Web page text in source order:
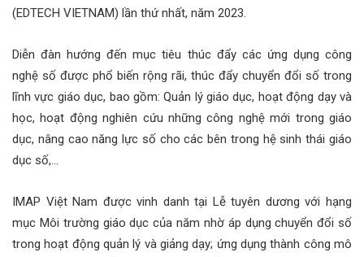
(EDTECH VIETNAM) lần thứ nhất, năm 2023.
Diễn đàn hướng đến mục tiêu thúc đẩy các ứng dụng công
nghệ số được phổ biến rộng rãi, thúc đẩy chuyển đổi số trong
lĩnh vực giáo dục, bao gồm: Quản lý giáo dục, hoạt động dạy và
học, hoạt động nghiên cứu những công nghệ mới trong giáo
dục, nâng cao năng lực số cho các bên trong hệ sinh thái giáo
dục số,…
IMAP Việt Nam được vinh danh tại Lễ tuyên dương với hạng
mục Môi trường giáo dục của năm nhờ áp dụng chuyển đổi số
trong hoạt động quản lý và giảng dạy; ứng dụng thành công mô